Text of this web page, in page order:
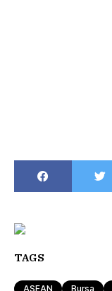
TAGS
ASEAN Bursa